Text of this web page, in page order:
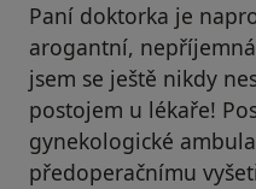
Paní doktorka je
arogantní,
jsem se ještě nikdy
postojem u lékaře!
gynekologické
předoperačnímu